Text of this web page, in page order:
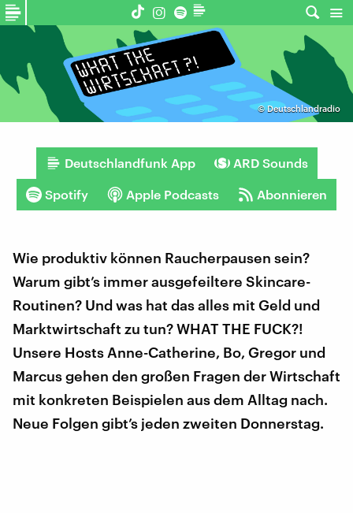
©Deutschlandradio
Deutschlandfunk App ARD Sounds
Spotify Apple Podcasts Abonnieren
Wie produktiv können Raucherpausen sein?
Warum gibt’s immer ausgefeiltere Skincare-
Routinen? Und was hat das alles mit Geld und
Marktwirtschaft zu tun? WHAT THE FUCK?!
Unsere Hosts Anne-Catherine, Bo, Gregor und
Marcus gehen den großen Fragen der Wirtschaft
mit konkreten Beispielen aus dem Alltag nach.
Neue Folgen gibt’s jeden zweiten Donnerstag.